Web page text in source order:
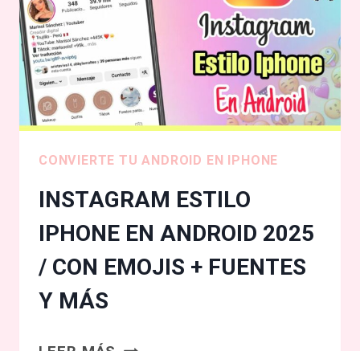
/
FUNCIONA!
CONVIERTE TU ANDROID EN IPHONE
INSTAGRAM ESTILO
IPHONE EN ANDROID 2025
/ CON EMOJIS + FUENTES
Y MÁS
INSTAGRAM